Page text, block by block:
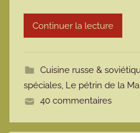
r
t
e
Continuer la lecture
Cuisine russe &
spéciales, Le pétrin de la
40 commentaires